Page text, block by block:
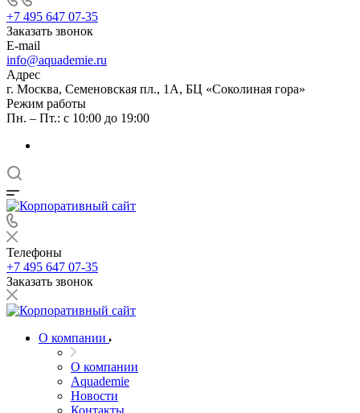
+7 495 647 07-35
Заказать звонок
E-mail
info@aquademie.ru
Адрес
г. Москва, Семеновская пл., 1А, БЦ «Соколиная гора»
Режим работы
Пн. – Пт.: с 10:00 до 19:00
Телефоны
+7 495 647 07-35
Заказать звонок
О компании
О компании
Aquademie
Новости
Контакты